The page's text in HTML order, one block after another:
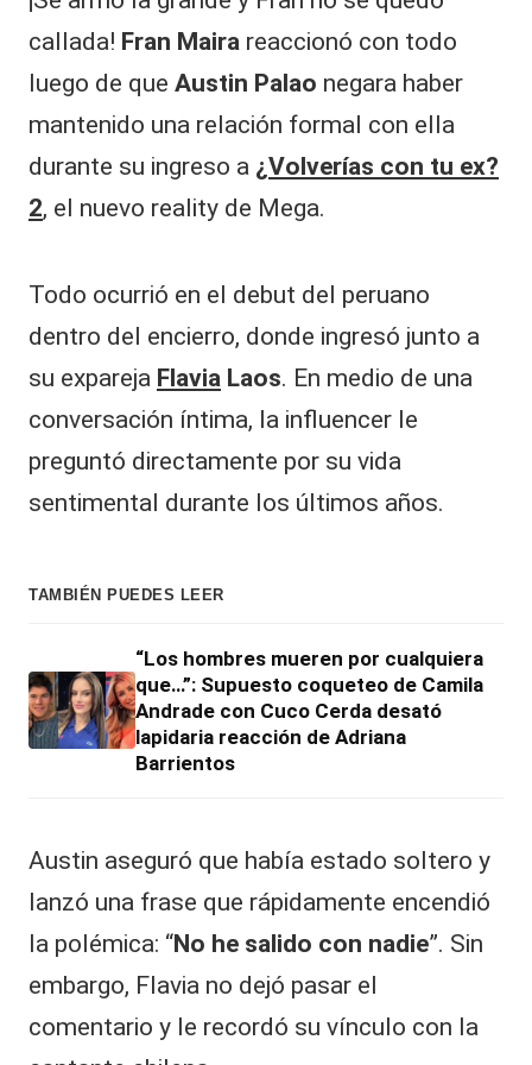
callada! Fran Maira reaccionó con todo
luego de que Austin Palao negara haber
mantenido una relación formal con ella
durante su ingreso a ¿Volverías con tu ex?
2, el nuevo reality de Mega.
Todo ocurrió en el debut del peruano
dentro del encierro, donde ingresó junto a
su expareja Flavia Laos. En medio de una
conversación íntima, la influencer le
preguntó directamente por su vida
sentimental durante los últimos años.
TAMBIÉN PUEDES LEER
“Los hombres mueren por cualquiera
que…”: Supuesto coqueteo de Camila
Andrade con Cuco Cerda desató
lapidaria reacción de Adriana
Barrientos
Austin aseguró que había estado soltero y
lanzó una frase que rápidamente encendió
la polémica: “No he salido con nadie”. Sin
embargo, Flavia no dejó pasar el
comentario y le recordó su vínculo con la